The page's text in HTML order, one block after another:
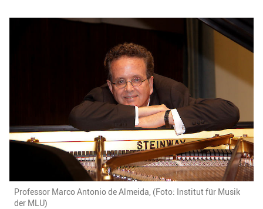
Professor Marco Antonio de Almeida, (Foto: Institut für Musik
der MLU)